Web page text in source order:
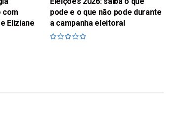
com
Eliziane
pode e o que não pode durante
a campanha eleitoral